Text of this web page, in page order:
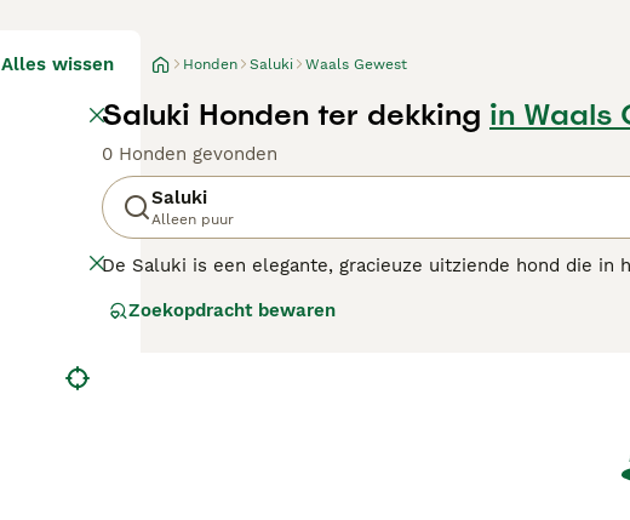
Alles wissen Honden Saluki Waals Gewest
Saluki Honden ter dekking in Waals
0 Honden gevonden
Saluki
Alleen puur
De Saluki is een elegante, gracieuze uitziende hond die
steeds groot respect afdwingen. De honden zijn een
Zoekopdracht bewaren